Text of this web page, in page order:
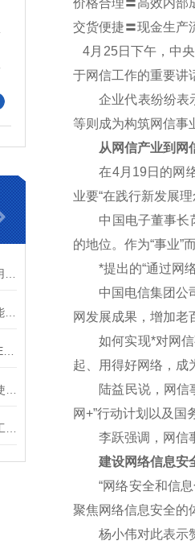
价格合理〓高效内部
交货便捷〓现金生产
4月25日下午，中
于网信工作的重要讲
企业代表纷纷表示
等则成为构筑网信事
从网信产业到网
在4月19日的网络
业要“在践行新发展
中国电子董事长芮
的地位。作为“事业”
*提出的“通过网络
中国电信集团公司
网发展成果，增加老
如何实现*对网信
起、用得好网络，成
陆益民说，网信事
网+”行动计划以及国
李跃强调，网信事
建设网络信息安
“网络安全和信息
聚焦网络信息安全的
杨小伟对此表示赞